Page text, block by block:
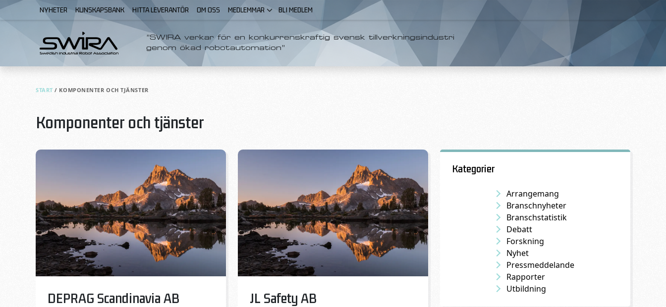
Skip to content
NYHETER KUNSKAPSBANK HITTA LEVERANTÖR OM OSS MEDLEMMAR BLI MEDLEM
”SWIRA verkar för en konkurrenskraftig svensk tillverkningsindustri
genom ökad robotautomation”
START / KOMPONENTER OCH TJÄNSTER
Komponenter och tjänster
DEPRAG Scandinavia AB
Published on: JL Safety AB
Published on:
Kategorier
Arrangemang
Branschnyheter
Branschstatistik
Debatt
Forskning
Nyhet
Pressmeddelande
Rapporter
Utbildning